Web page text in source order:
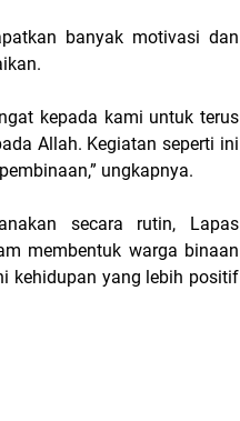
banyak motivasi dan
kepada kami untuk terus
Allah. Kegiatan seperti ini
ungkapnya.
secara rutin, Lapas
membentuk warga binaan
kehidupan yang lebih positif